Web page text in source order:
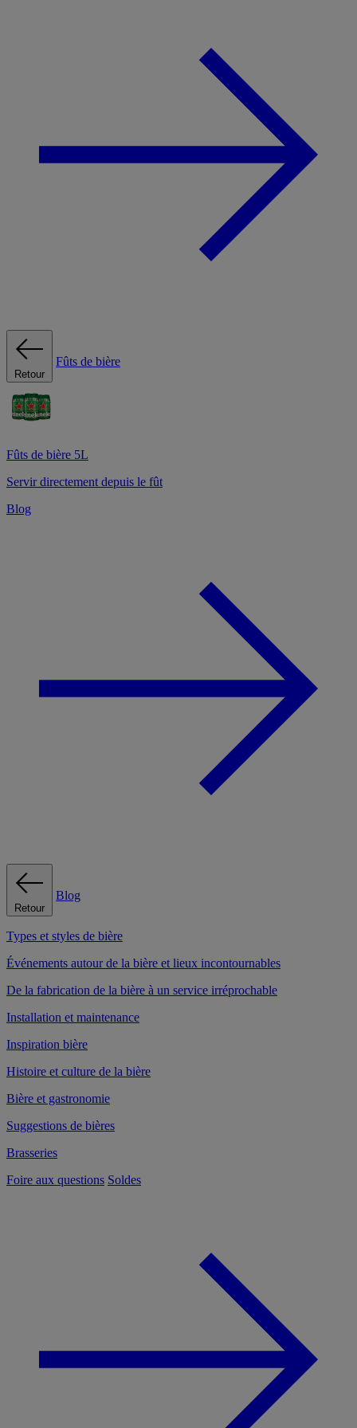
Retour
Fûts de bière
Fûts de bière 5L
Servir directement depuis le fût
Blog
Retour
Blog
Types et styles de bière
Événements autour de la bière et lieux incontournables
De la fabrication de la bière à un service irréprochable
Installation et maintenance
Inspiration bière
Histoire et culture de la bière
Bière et gastronomie
Suggestions de bières
Brasseries
Foire aux questions Soldes